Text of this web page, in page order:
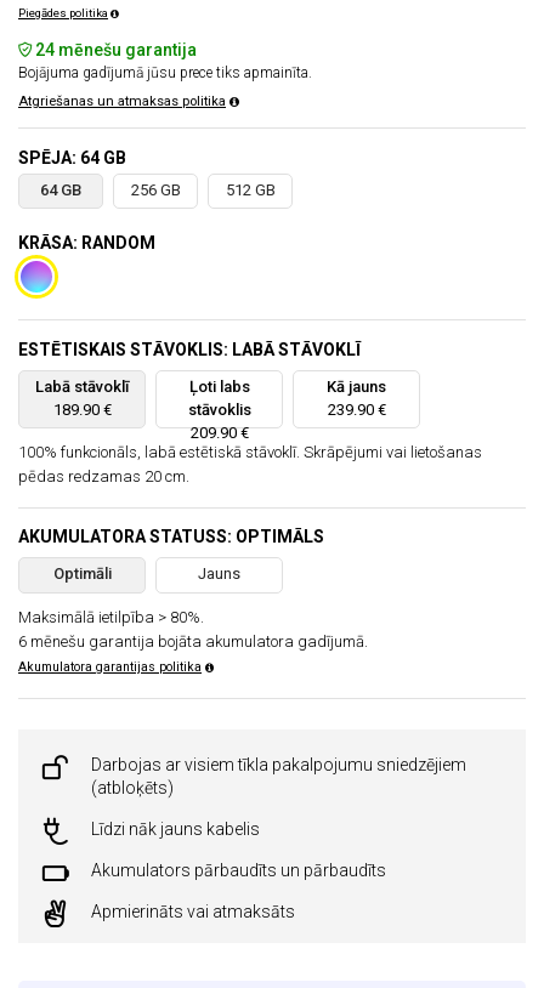
Piegādes politika
24 mēnešu garantija
Bojājuma gadījumā jūsu prece tiks apmainīta.
Atgriešanas un atmaksas politika
SPĒJA: 64 GB
64 GB 256 GB 512 GB
KRĀSA: RANDOM
ESTĒTISKAIS STĀVOKLIS: LABĀ STĀVOKLĪ
Labā stāvoklī
189.90 €
Ļoti labs
stāvoklis
209.90 €
Kā jauns
239.90 €
100% funkcionāls, labā estētiskā stāvoklī. Skrāpējumi vai lietošanas
pēdas redzamas 20 cm.
AKUMULATORA STATUSS: OPTIMĀLS
Optimāli Jauns
Maksimālā ietilpība > 80%.
6 mēnešu garantija bojāta akumulatora gadījumā.
Akumulatora garantijas politika
Darbojas ar visiem tīkla pakalpojumu sniedzējiem
(atbloķēts)
Līdzi nāk jauns kabelis
Akumulators pārbaudīts un pārbaudīts
Apmierināts vai atmaksāts